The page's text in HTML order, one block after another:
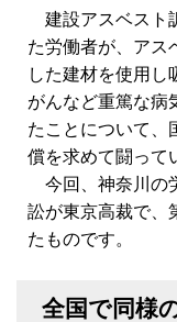
建設アスベスト
た労働者が、アス
した建材を使用し
がんなど重篤な病
たことについて、
償を求めて闘って
今回、神奈川の
訟が東京高裁で、
たものです。
全国で同様